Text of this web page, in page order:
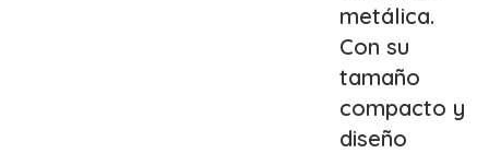
metálica.
Con su
tamaño
compacto y
diseño